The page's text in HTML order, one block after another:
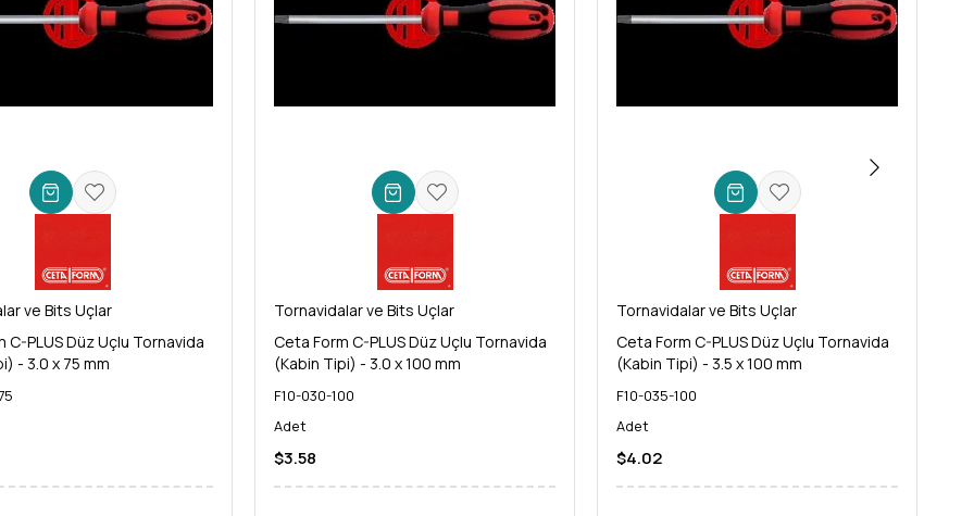
uyumlu)
ve aşınma direnci)
ekipmanlarınıza** değer katmak veya sadece evinizdeki özel vidaları açmak için **güvenilir ve uzun ömürlü bir çözüm**
tamamlamanın keyfini çıkarın. Unutmayın, doğru aletle yapılan iş her zaman daha iyi sonuç verir! İşinizde fark yaratmak
ve Bits Uçlar
C-PLUS Düz Uçlu Tornavida
- 3.0 x 75 mm
Tornavidalar ve Bits Uçlar
Ceta Form C-PLUS Düz Uçlu Tornavida
(Kabin Tipi) - 3.0 x 100 mm
F10-030-100
Adet
$3.58
Tornavidalar ve Bits Uçlar
Ceta Form C-PLUS Düz Uçlu Tornavida
(Kabin Tipi) - 3.5 x 100 mm
F10-035-100
Adet
$4.02